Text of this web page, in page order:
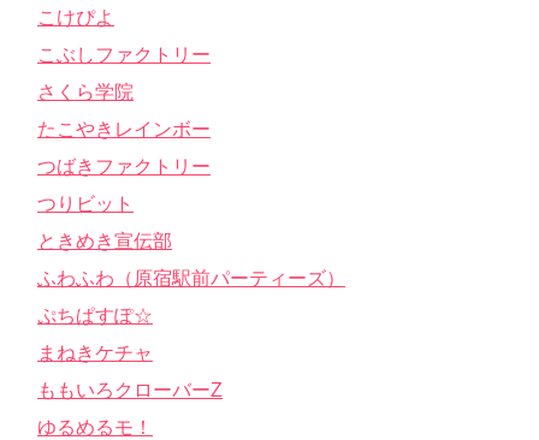
こけぴよ
こぶしファクトリー
さくら学院
たこやきレインボー
つばきファクトリー
つりビット
ときめき宣伝部
ふわふわ（原宿駅前パーティーズ）
ぷちぱすぽ☆
まねきケチャ
ももいろクローバーZ
ゆるめるモ！